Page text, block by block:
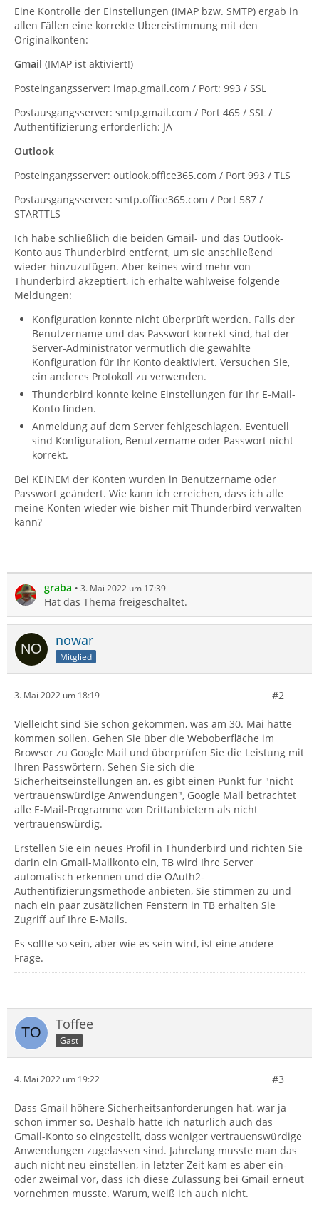
Eine Kontrolle der Einstellungen (IMAP bzw. SMTP) ergab in
allen Fällen eine korrekte Übereistimmung mit den
Originalkonten:
Gmail (IMAP ist aktiviert!)
Posteingangsserver: imap.gmail.com / Port: 993 / SSL
Postausgangsserver: smtp.gmail.com / Port 465 / SSL /
Authentifizierung erforderlich: JA
Outlook
Posteingangsserver: outlook.office365.com / Port 993 / TLS
Postausgangsserver: smtp.office365.com / Port 587 /
STARTTLS
Ich habe schließlich die beiden Gmail- und das Outlook-
Konto aus Thunderbird entfernt, um sie anschließend
wieder hinzuzufügen. Aber keines wird mehr von
Thunderbird akzeptiert, ich erhalte wahlweise folgende
Meldungen:
Konfiguration konnte nicht überprüft werden. Falls der
Benutzername und das Passwort korrekt sind, hat der
Server-Administrator vermutlich die gewählte
Konfiguration für Ihr Konto deaktiviert. Versuchen Sie,
ein anderes Protokoll zu verwenden.
Thunderbird konnte keine Einstellungen für Ihr E-Mail-
Konto finden.
Anmeldung auf dem Server fehlgeschlagen. Eventuell
sind Konfiguration, Benutzername oder Passwort nicht
korrekt.
Bei KEINEM der Konten wurden in Benutzername oder
Passwort geändert. Wie kann ich erreichen, dass ich alle
meine Konten wieder wie bisher mit Thunderbird verwalten
kann?
graba 3. Mai 2022 um 17:39
Hat das Thema freigeschaltet.
nowar
Mitglied
3. Mai 2022 um 18:19 #2
Vielleicht sind Sie schon gekommen, was am 30. Mai hätte
kommen sollen. Gehen Sie über die Weboberfläche im
Browser zu Google Mail und überprüfen Sie die Leistung mit
Ihren Passwörtern. Sehen Sie sich die
Sicherheitseinstellungen an, es gibt einen Punkt für "nicht
vertrauenswürdige Anwendungen", Google Mail betrachtet
alle E-Mail-Programme von Drittanbietern als nicht
vertrauenswürdig.
Erstellen Sie ein neues Profil in Thunderbird und richten Sie
darin ein Gmail-Mailkonto ein, TB wird Ihre Server
automatisch erkennen und die OAuth2-
Authentifizierungsmethode anbieten, Sie stimmen zu und
nach ein paar zusätzlichen Fenstern in TB erhalten Sie
Zugriff auf Ihre E-Mails.
Es sollte so sein, aber wie es sein wird, ist eine andere
Frage.
Toffee
Gast
4. Mai 2022 um 19:22 #3
Dass Gmail höhere Sicherheitsanforderungen hat, war ja
schon immer so. Deshalb hatte ich natürlich auch das
Gmail-Konto so eingestellt, dass weniger vertrauenswürdige
Anwendungen zugelassen sind. Jahrelang musste man das
auch nicht neu einstellen, in letzter Zeit kam es aber ein-
oder zweimal vor, dass ich diese Zulassung bei Gmail erneut
vornehmen musste. Warum, weiß ich auch nicht.